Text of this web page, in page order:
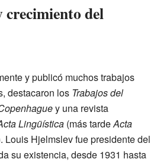
crecimiento del
y publicó muchos trabajos
destacaron los Trabajos del
y una revista
Lingüística (más tardeActa
Louis Hjelmslev fue presidente del
su existencia, desde 1931 hasta